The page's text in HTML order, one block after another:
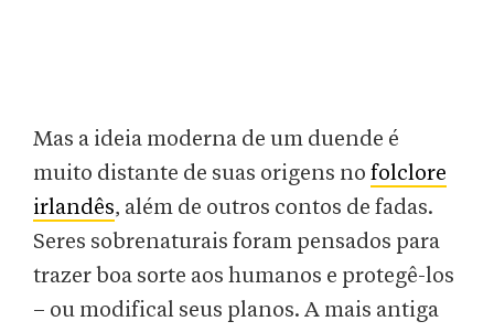
Mas a ideia moderna de um duende é
muito distante de suas origens no folclore
irlandês, além de outros contos de fadas.
Seres sobrenaturais foram pensados para
trazer boa sorte aos humanos e protegê-los
– ou modifical seus planos. A mais antiga